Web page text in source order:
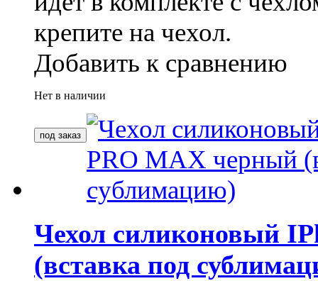
крепите на чехол.
Добавить к сравнению
Нет в наличии
Чехол силиконовый
(вставка под